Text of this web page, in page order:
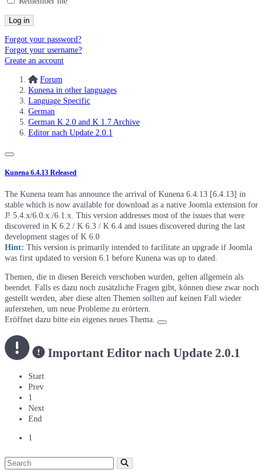
Log in
Forgot your password?
Forgot your username?
Create an account
Forum
Kunena in other languages
Language Specific
German
German K 2.0 and K 1.7 Archive
Editor nach Update 2.0.1
Kunena 6.4.13 Released
The Kunena team has announce the arrival of Kunena 6.4.13 [6.4.13] in
stable which is now available for download as a native Joomla extension for
J! 5.4.x/6.0.x./6.1.x. This version addresses most of the issues that were
discovered in K 6.2 / K 6.3 / K 6.4 and issues discovered during the last
development stages of K 6.0
Hint: This version is primarily intended to facilitate an upgrade if Joomla
was first updated to version 6.1 before Kunena was up to dated.
Themen, die in diesen Bereich verschoben wurden, gelten allgemein als
beendet. Falls es dazu noch zusätzliche Fragen gibt, können diese zwar noch
gestellt werden, aber diese alten Themen sollten auf keinen Fall wieder
auferstehen, um neue Probleme zu erörtern.
Eröffnet dazu bitte ein eigenes neues Thema.
Important Editor nach Update 2.0.1
Start
Prev
1
Next
End
1